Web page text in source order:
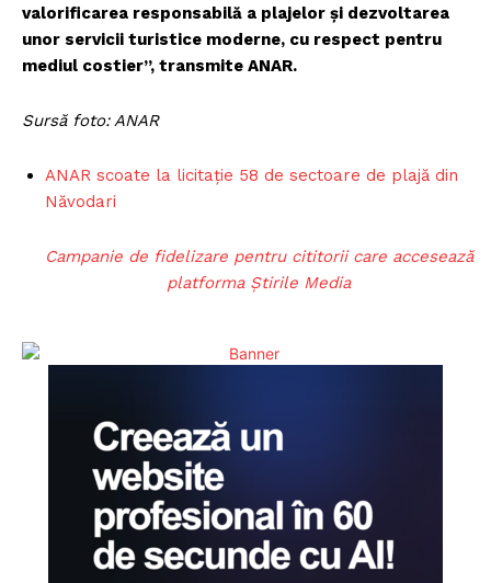
valorificarea responsabilă a plajelor și dezvoltarea
unor servicii turistice moderne, cu respect pentru
mediul costier”, transmite ANAR.
Sursă foto: ANAR
ANAR scoate la licitație 58 de sectoare de plajă din
Năvodari
Campanie de fidelizare pentru cititorii care accesează
platforma Știrile Media